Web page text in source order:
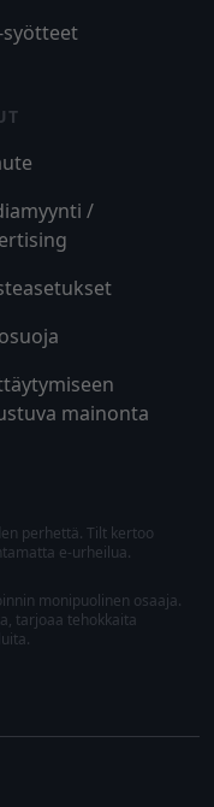
syötteet
/
mainonta
perhettä. Tilt kertoo
e-urheilua.
monipuolinen osaaja.
tarjoaa tehokkaita